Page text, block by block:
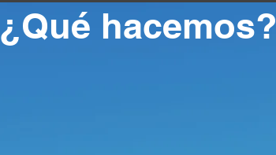
¿Qué hacemos?